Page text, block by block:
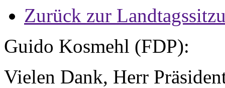
Zurück zur
Guido Kosmehl (FDP):
Vielen Dank, Herr